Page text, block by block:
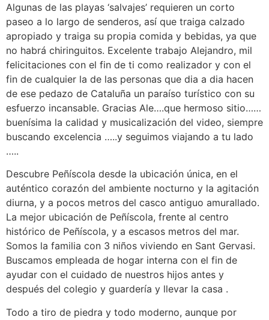
Algunas de las playas ‘salvajes’ requieren un corto
paseo a lo largo de senderos, así que traiga calzado
apropiado y traiga su propia comida y bebidas, ya que
no habrá chiringuitos. Excelente trabajo Alejandro, mil
felicitaciones con el fin de ti como realizador y con el
fin de cualquier la de las personas que dia a dia hacen
de ese pedazo de Cataluña un paraíso turístico con su
esfuerzo incansable. Gracias Ale….que hermoso sitio……
buenísima la calidad y musicalización del video, siempre
buscando excelencia …..y seguimos viajando a tu lado
…..
Descubre Peñíscola desde la ubicación única, en el
auténtico corazón del ambiente nocturno y la agitación
diurna, y a pocos metros del casco antiguo amurallado.
La mejor ubicación de Peñíscola, frente al centro
histórico de Peñíscola, y a escasos metros del mar.
Somos la familia con 3 niños viviendo en Sant Gervasi.
Buscamos empleada de hogar interna con el fin de
ayudar con el cuidado de nuestros hijos antes y
después del colegio y guardería y llevar la casa .
Todo a tiro de piedra y todo moderno, aunque por